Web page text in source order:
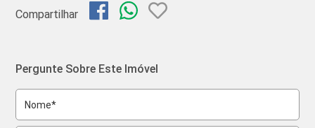
Compartilhar
Pergunte Sobre Este Imóvel